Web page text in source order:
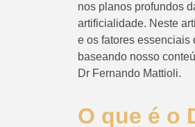
nos planos profundos
artificialidade. Neste
e os fatores essenciais
baseando nosso
Dr Fernando Mattioli.
O que é o